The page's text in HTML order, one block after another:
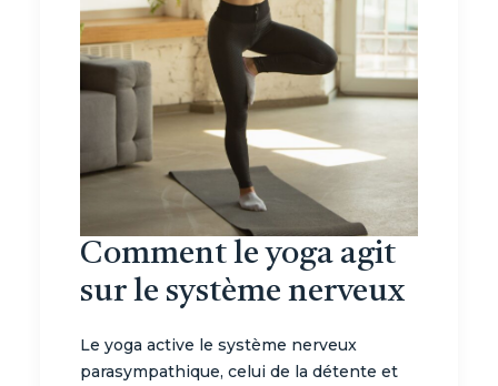
Comment le yoga agit
sur le système nerveux
Le yoga active le système nerveux
parasympathique, celui de la détente et